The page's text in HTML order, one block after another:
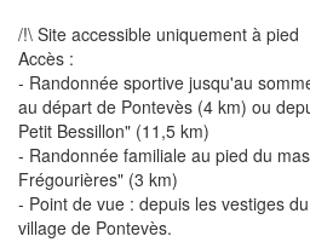
/!\ Site accessible uniquement à pied
Accès :
- Randonnée sportive jusqu'au
au départ de Pontevès (4 km) ou
Petit Bessillon" (11,5 km)
- Randonnée familiale au pied du
Frégourières" (3 km)
- Point de vue : depuis les vestiges
village de Pontevès.